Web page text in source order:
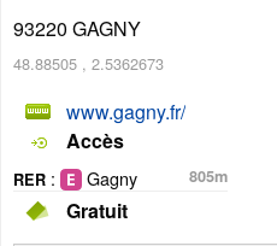
93220 GAGNY
48.88505 , 2.5362673
www.gagny.fr/
Accès
RER : Gagny 805m
Gratuit